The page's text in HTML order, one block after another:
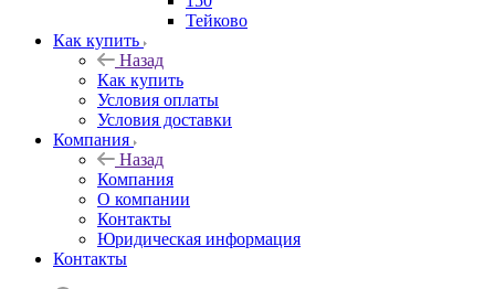
Тейково
Как купить
Назад
Как купить
Условия оплаты
Условия доставки
Компания
Назад
Компания
О компании
Контакты
Юридическая информация
Контакты